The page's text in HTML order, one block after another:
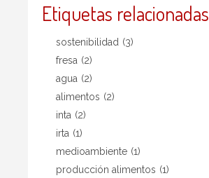
Etiquetas relacionadas
sostenibilidad (3)
fresa (2)
agua (2)
alimentos (2)
inta (2)
irta (1)
medioambiente (1)
producción alimentos (1)